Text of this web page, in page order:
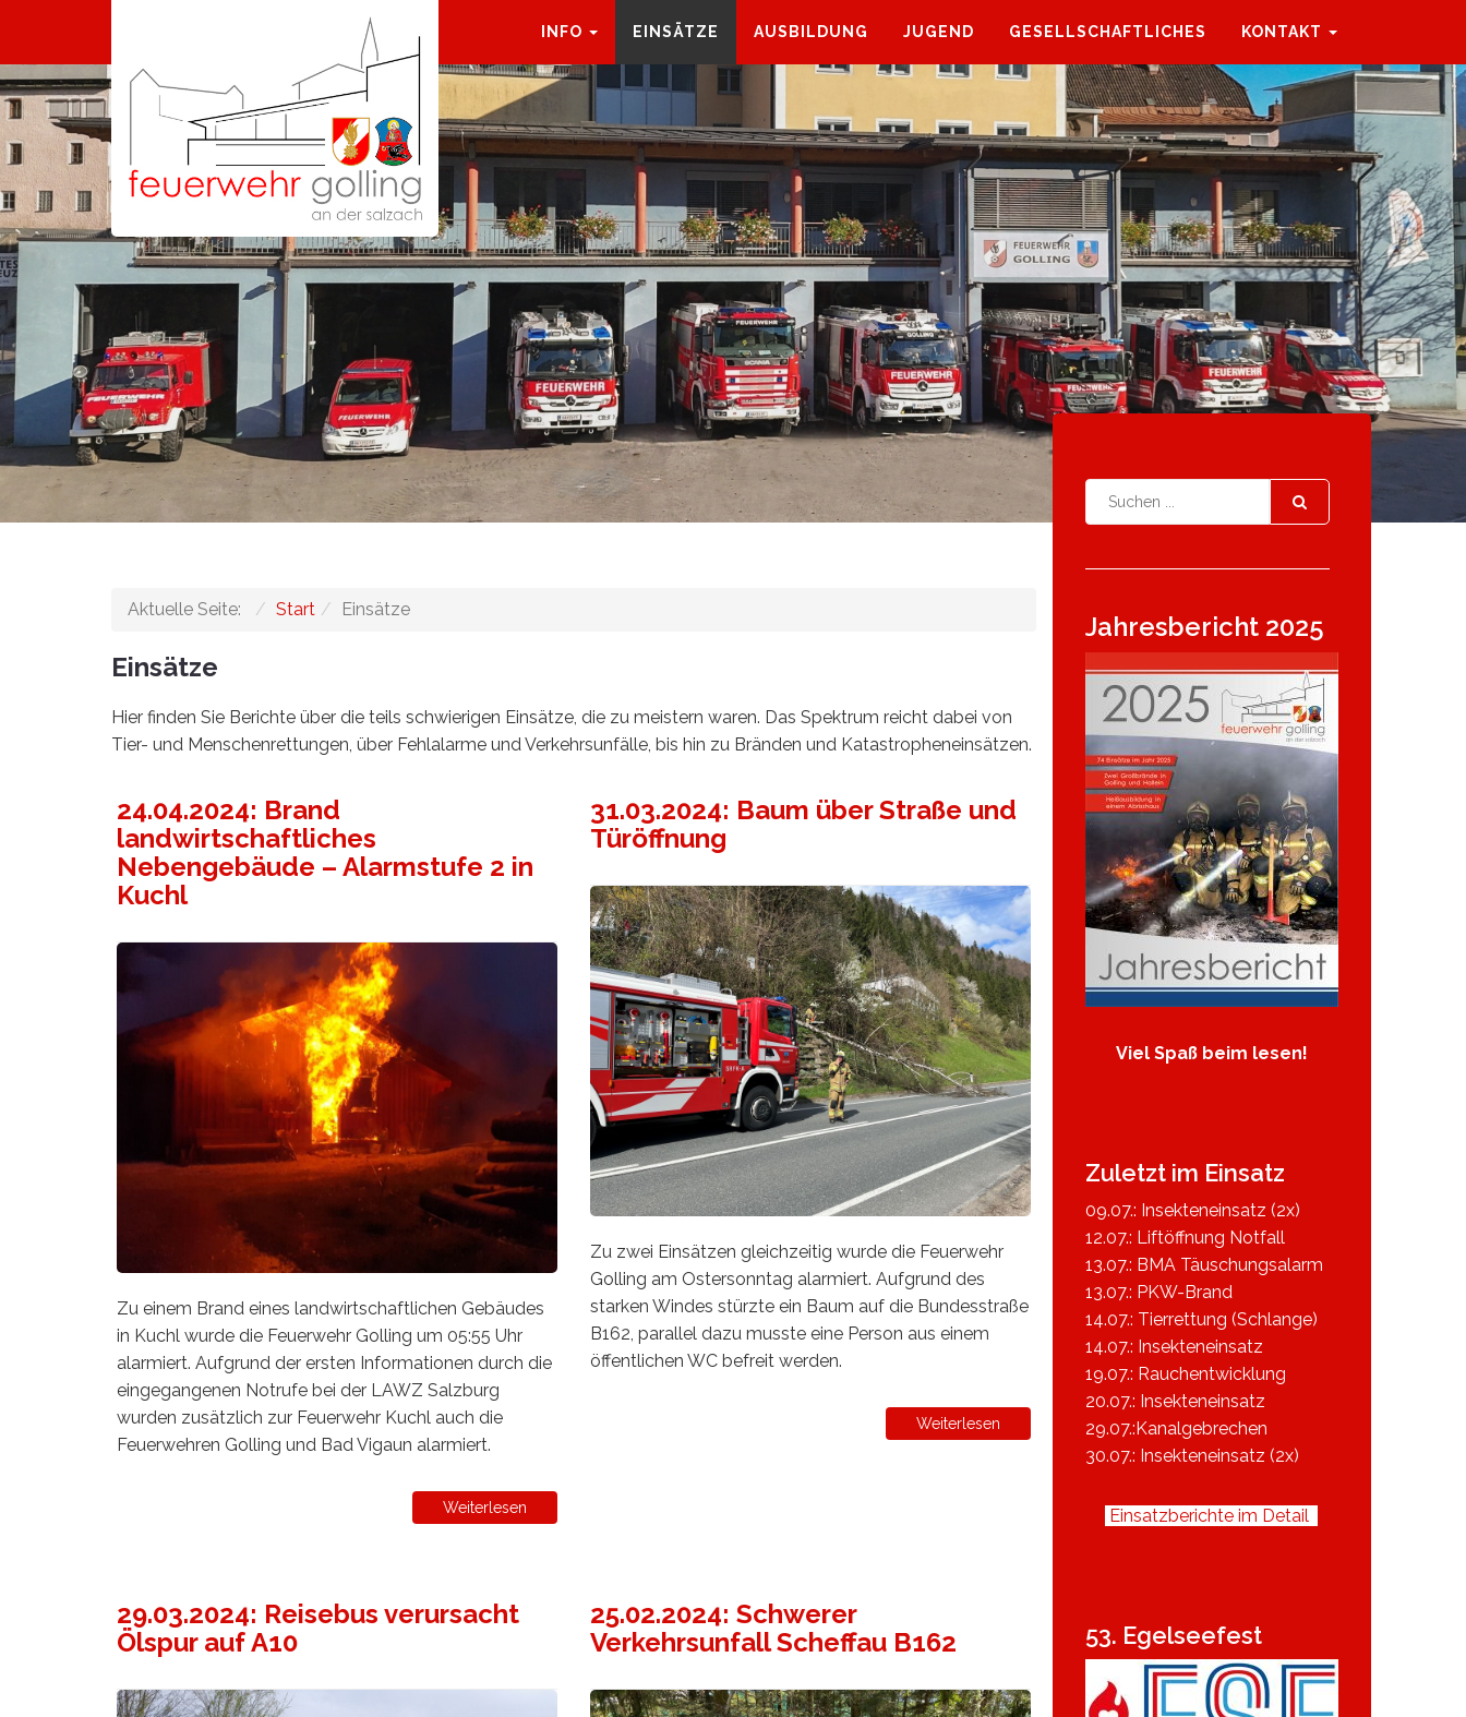
INFO EINSÄTZE AUSBILDUNG JUGEND GESELLSCHAFTLICHES KONTAKT
Aktuelle Seite: Start Einsätze
Einsätze
Hier finden Sie Berichte über die teils schwierigen Einsätze, die zu meistern waren. Das Spektrum reicht dabei von
Tier- und Menschenrettungen, über Fehlalarme und Verkehrsunfälle, bis hin zu Bränden und Katastropheneinsätzen.
24.04.2024: Brand
landwirtschaftliches
Nebengebäude – Alarmstufe 2 in
Kuchl
Zu einem Brand eines landwirtschaftlichen Gebäudes
in Kuchl wurde die Feuerwehr Golling um 05:55 Uhr
alarmiert. Aufgrund der ersten Informationen durch die
eingegangenen Notrufe bei der LAWZ Salzburg
wurden zusätzlich zur Feuerwehr Kuchl auch die
Feuerwehren Golling und Bad Vigaun alarmiert.
Weiterlesen
31.03.2024: Baum über Straße und
Türöffnung
Zu zwei Einsätzen gleichzeitig wurde die Feuerwehr
Golling am Ostersonntag alarmiert. Aufgrund des
starken Windes stürzte ein Baum auf die Bundesstraße
B162, parallel dazu musste eine Person aus einem
öffentlichen WC befreit werden.
Weiterlesen
29.03.2024: Reisebus verursacht
Ölspur auf A10
25.02.2024: Schwerer
Verkehrsunfall Scheffau B162
Jahresbericht 2025
Viel Spaß beim lesen!
Zuletzt im Einsatz
09.07.: Insekteneinsatz (2x)
12.07.: Liftöffnung Notfall
13.07.: BMA Täuschungsalarm
13.07.: PKW-Brand
14.07.: Tierrettung (Schlange)
14.07.: Insekteneinsatz
19.07.: Rauchentwicklung
20.07.: Insekteneinsatz
29.07.:Kanalgebrechen
30.07.: Insekteneinsatz (2x)
Einsatzberichte im Detail
53. Egelseefest